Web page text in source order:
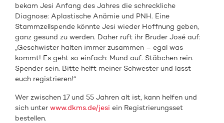
bekam Jesi Anfang des Jahres die schreckliche
Diagnose: Aplastische Anämie und PNH. Eine
Stammzellspende könnte Jesi wieder Hoffnung geben,
ganz gesund zu werden. Daher ruft ihr Bruder José auf:
„Geschwister halten immer zusammen – egal was
kommt! Es geht so einfach: Mund auf. Stäbchen rein.
Spender sein. Bitte helft meiner Schwester und lasst
euch registrieren!“
Wer zwischen 17 und 55 Jahren alt ist, kann helfen und
sich unterwww.dkms.de/jesi ein Registrierungsset
bestellen.